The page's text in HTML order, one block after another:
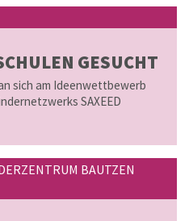
GE­SUCHT
sich am Ideenwettbewerb
SAXEED
BAUTZEN